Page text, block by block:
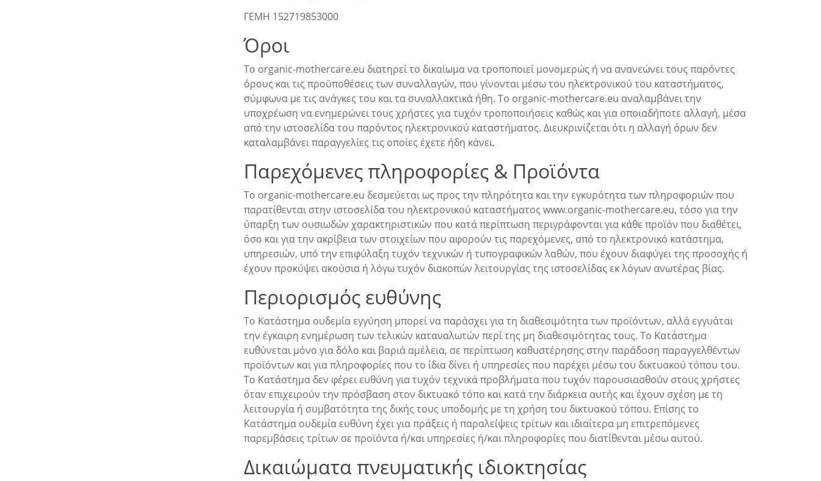
ΓΕΜΗ 152719853000
Όροι
Το organic-mothercare.eu διατηρεί το δικαίωμα να τροποποιεί μονομερώς ή να ανανεώνει τους παρόντες
όρους και τις προϋποθέσεις των συναλλαγών, που γίνονται μέσω του ηλεκτρονικού του καταστήματος,
σύμφωνα με τις ανάγκες του και τα συναλλακτικά ήθη. Το organic-mothercare.eu αναλαμβάνει την
υποχρέωση να ενημερώνει τους χρήστες για τυχόν τροποποιήσεις καθώς και για οποιαδήποτε αλλαγή, μέσα
από την ιστοσελίδα του παρόντος ηλεκτρονικού καταστήματος. Διευκρινίζεται ότι η αλλαγή όρων δεν
καταλαμβάνει παραγγελίες τις οποίες έχετε ήδη κάνει.
Παρεχόμενες πληροφορίες & Προϊόντα
Το organic-mothercare.eu δεσμεύεται ως προς την πληρότητα και την εγκυρότητα των πληροφοριών που
παρατίθενται στην ιστοσελίδα του ηλεκτρονικού καταστήματος www.organic-mothercare.eu, τόσο για την
ύπαρξη των ουσιωδών χαρακτηριστικών που κατά περίπτωση περιγράφονται για κάθε προϊόν που διαθέτει,
όσο και για την ακρίβεια των στοιχείων που αφορούν τις παρεχόμενες, από το ηλεκτρονικό κατάστημα,
υπηρεσιών, υπό την επιφύλαξη τυχόν τεχνικών ή τυπογραφικών λαθών, που έχουν διαφύγει της προσοχής ή
έχουν προκύψει ακούσια ή λόγω τυχόν διακοπών λειτουργίας της ιστοσελίδας εκ λόγων ανωτέρας βίας.
Περιορισμός ευθύνης
Το Κατάστημα ουδεμία εγγύηση μπορεί να παράσχει για τη διαθεσιμότητα των προϊόντων, αλλά εγγυάται
την έγκαιρη ενημέρωση των τελικών καταναλωτών περί της μη διαθεσιμότητας τους. Το Κατάστημα
ευθύνεται μόνο για δόλο και βαριά αμέλεια, σε περίπτωση καθυστέρησης στην παράδοση παραγγελθέντων
προϊόντων και για πληροφορίες που το ίδια δίνει ή υπηρεσίες που παρέχει μέσω του δικτυακού τόπου του.
Το Κατάστημα δεν φέρει ευθύνη για τυχόν τεχνικά προβλήματα που τυχόν παρουσιασθούν στους χρήστες
όταν επιχειρούν την πρόσβαση στον δικτυακό τόπο και κατά την διάρκεια αυτής και έχουν σχέση με τη
λειτουργία ή συμβατότητα της δικής τους υποδομής με τη χρήση του δικτυακού τόπου. Επίσης το
Κατάστημα ουδεμία ευθύνη έχει για πράξεις ή παραλείψεις τρίτων και ιδιαίτερα μη επιτρεπόμενες
παρεμβάσεις τρίτων σε προϊόντα ή/και υπηρεσίες ή/και πληροφορίες που διατίθενται μέσω αυτού.
Δικαιώματα πνευματικής ιδιοκτησίας